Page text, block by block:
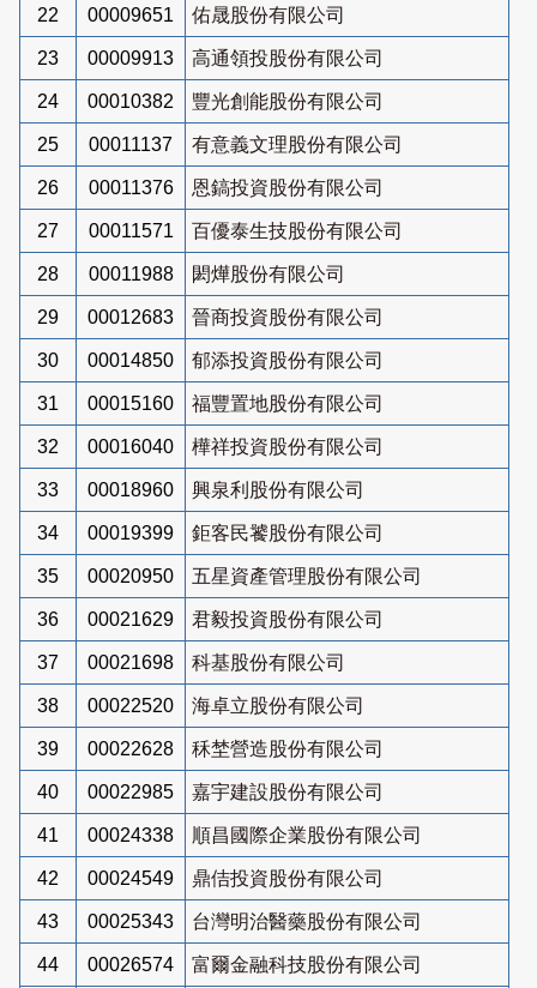
22 00009651 佑晟股份有限公司
23 00009913 高通領投股份有限公司
24 00010382 豐光創能股份有限公司
25 00011137 有意義文理股份有限公司
26 00011376 恩鎬投資股份有限公司
27 00011571 百優泰生技股份有限公司
28 00011988 閎燁股份有限公司
29 00012683 晉商投資股份有限公司
30 00014850 郁添投資股份有限公司
31 00015160 福豐置地股份有限公司
32 00016040 樺祥投資股份有限公司
33 00018960 興泉利股份有限公司
34 00019399 鉅客民饕股份有限公司
35 00020950 五星資產管理股份有限公司
36 00021629 君毅投資股份有限公司
37 00021698 科基股份有限公司
38 00022520 海卓立股份有限公司
39 00022628 秝埜營造股份有限公司
40 00022985 嘉宇建設股份有限公司
41 00024338 順昌國際企業股份有限公司
42 00024549 鼎佶投資股份有限公司
43 00025343 台灣明治醫藥股份有限公司
44 00026574 富爾金融科技股份有限公司